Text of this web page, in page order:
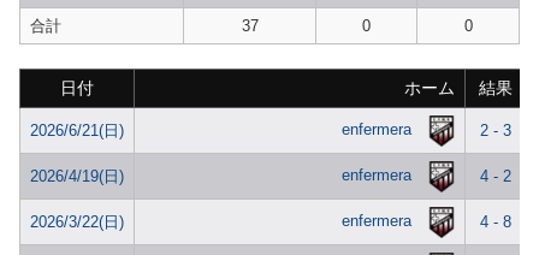
合計
37 0 0
日付 ホーム 結果
2026/6/21(日) enfermera 2 - 3
2026/4/19(日) enfermera 4 - 2
2026/3/22(日) enfermera 4 - 8